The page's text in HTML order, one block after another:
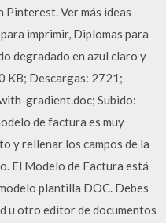
Pinterest. Ver más ideas
imprimir, Diplomas para
degradado en azul claro y
KB; Descargas: 2721;
gradient.doc; Subido:
de factura es muy
y rellenar los campos de la
El Modelo de Factura está
plantilla DOC. Debes
otro editor de documentos